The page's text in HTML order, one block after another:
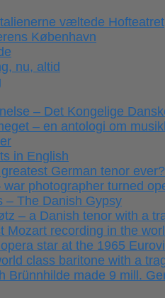
væltede Hofteatret
København
nu, altid
– Det Kongelige
– en antologi om
in English
German tenor ever?
war photographer turned
– The Danish Gypsy
– a Danish tenor with a
Mozart recording in the
star at the 1965
class baritone with a
Brünnhilde made 9 mill.